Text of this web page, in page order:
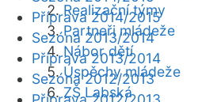
Realizační týmy
Partneři mládeže
Nábor dětí
Úspěchy mládeže
ZŠ Labská
Příprava 2014/2015
Sezóna 2013/2014
Příprava 2013/2014
Sezóna 2012/2013